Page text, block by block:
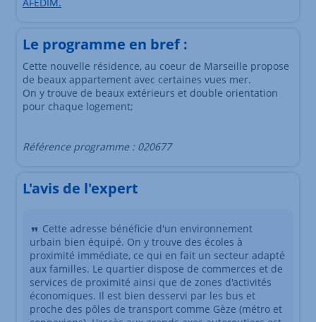
Le programme en bref :
Cette nouvelle résidence, au coeur de Marseille propose
de beaux appartement avec certaines vues mer.
On y trouve de beaux extérieurs et double orientation
pour chaque logement;
Référence programme : 020677
L'avis de l'expert
Cette adresse bénéficie d'un environnement
urbain bien équipé. On y trouve des écoles à
proximité immédiate, ce qui en fait un secteur adapté
aux familles. Le quartier dispose de commerces et de
services de proximité ainsi que de zones d'activités
économiques. Il est bien desservi par les bus et
proche des pôles de transport comme Gèze (métro et